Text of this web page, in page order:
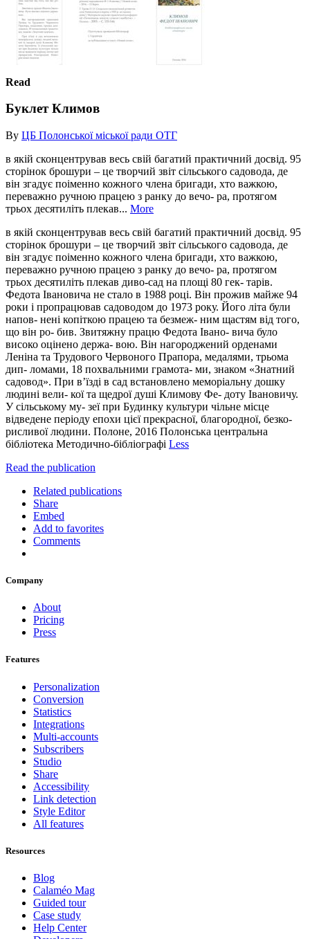
Read
Буклет Климов
By ЦБ Полонської міської ради ОТГ
в якій сконцентрував весь свій багатий практичний досвід. 95
сторінок брошури – це творчий звіт сільського садовода, де
він згадує поіменно кожного члена бригади, хто важкою,
переважно ручною працею з ранку до вечо- ра, протягом
трьох десятиліть плекав... More
в якій сконцентрував весь свій багатий практичний досвід. 95
сторінок брошури – це творчий звіт сільського садовода, де
він згадує поіменно кожного члена бригади, хто важкою,
переважно ручною працею з ранку до вечо- ра, протягом
трьох десятиліть плекав диво-сад на площі 80 гек- тарів.
Федота Івановича не стало в 1988 році. Він прожив майже 94
роки і пропрацював садоводом до 1973 року. Його літа були
напов- нені копіткою працею та безмеж- ним щастям від того,
що він ро- бив. Звитяжну працю Федота Івано- вича було
високо оцінено держа- вою. Він нагороджений орденами
Леніна та Трудового Червоного Прапора, медалями, трьома
дип- ломами, 18 похвальними грамота- ми, знаком «Знатний
садовод». При в’їзді в сад встановлено меморіальну дошку
людині вели- кої та щедрої душі Климову Фе- доту Івановичу.
У сільському му- зеї при Будинку культури чільне місце
відведене періоду епохи цієї прекрасної, благородної, безко-
рисливої людини. Полоне, 2016 Полонська центральна
бібліотека Методично-бібліографі Less
Read the publication
Related publications
Share
Embed
Add to favorites
Comments
Company
About
Pricing
Press
Features
Personalization
Conversion
Statistics
Integrations
Multi-accounts
Subscribers
Studio
Share
Accessibility
Link detection
Style Editor
All features
Resources
Blog
Calaméo Mag
Guided tour
Case study
Help Center